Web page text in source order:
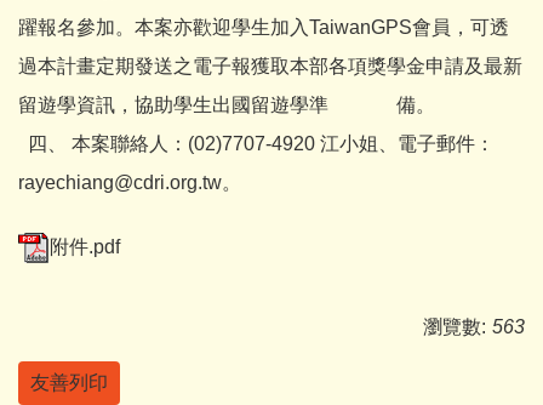
躍報名參加。本案亦歡迎學生加入TaiwanGPS會員，可透
過本計畫定期發送之電子報獲取本部各項獎學金申請及最新
留遊學資訊，協助學生出國留遊學準 備。
四、 本案聯絡人：(02)7707-4920 江小姐、電子郵件：
rayechiang@cdri.org.tw。
附件.pdf
瀏覽數: 563
友善列印